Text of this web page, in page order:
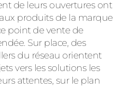
de leurs ouvertures ont
produits de la marque
point de vente de
Sur place, des
du réseau orientent
vers les solutions les
attentes, sur le plan